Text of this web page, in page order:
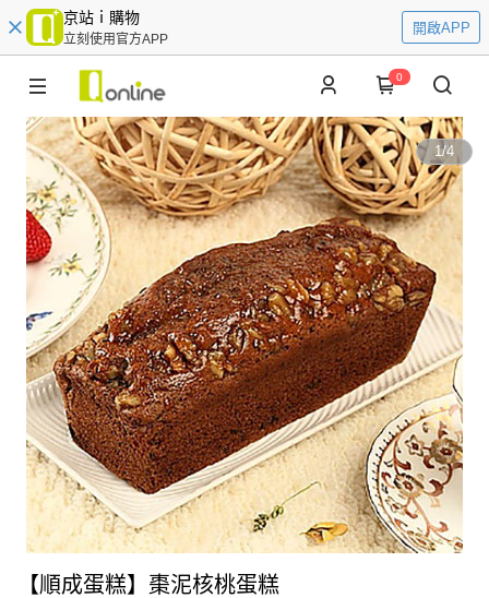
京站ｉ購物
立刻使用官方APP
開啟APP
0
1/4
【順成蛋糕】棗泥核桃蛋糕